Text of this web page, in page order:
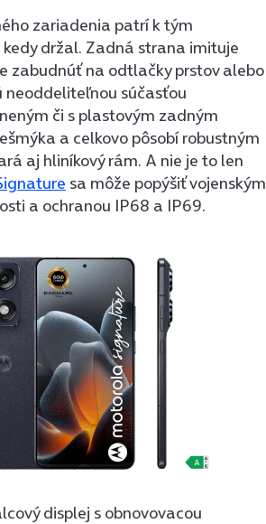
zariadenia patrí k tým
držal. Zadná strana imituje
zabudnúť na odtlačky prstov alebo
neoddeliteľnou súčasťou
či s plastovým zadným
a celkovo pôsobí robustným
aj hliníkový rám. A nie je to len
sa môže popýšiť vojenským
a ochranou IP68 a IP69.
displej s obnovovacou